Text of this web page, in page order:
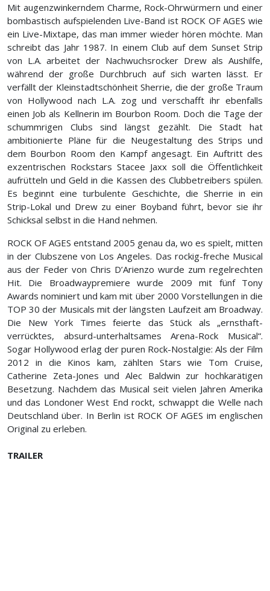
Mit augenzwinkerndem Charme, Rock-Ohrwürmern und einer
bombastisch aufspielenden Live-Band ist ROCK OF AGES wie
ein Live-Mixtape, das man immer wieder hören möchte. Man
schreibt das Jahr 1987. In einem Club auf dem Sunset Strip
von L.A. arbeitet der Nachwuchsrocker Drew als Aushilfe,
während der große Durchbruch auf sich warten lässt. Er
verfällt der Kleinstadtschönheit Sherrie, die der große Traum
von Hollywood nach L.A. zog und verschafft ihr ebenfalls
einen Job als Kellnerin im Bourbon Room. Doch die Tage der
schummrigen Clubs sind längst gezählt. Die Stadt hat
ambitionierte Pläne für die Neugestaltung des Strips und
dem Bourbon Room den Kampf angesagt. Ein Auftritt des
exzentrischen Rockstars Stacee Jaxx soll die Öffentlichkeit
aufrütteln und Geld in die Kassen des Clubbetreibers spülen.
Es beginnt eine turbulente Geschichte, die Sherrie in ein
Strip-Lokal und Drew zu einer Boyband führt, bevor sie ihr
Schicksal selbst in die Hand nehmen.
ROCK OF AGES entstand 2005 genau da, wo es spielt, mitten
in der Clubszene von Los Angeles. Das rockig-freche Musical
aus der Feder von Chris D’Arienzo wurde zum regelrechten
Hit. Die Broadwaypremiere wurde 2009 mit fünf Tony
Awards nominiert und kam mit über 2000 Vorstellungen in die
TOP 30 der Musicals mit der längsten Laufzeit am Broadway.
Die New York Times feierte das Stück als „ernsthaft-
verrücktes, absurd-unterhaltsames Arena-Rock Musical“.
Sogar Hollywood erlag der puren Rock-Nostalgie: Als der Film
2012 in die Kinos kam, zählten Stars wie Tom Cruise,
Catherine Zeta-Jones und Alec Baldwin zur hochkarätigen
Besetzung. Nachdem das Musical seit vielen Jahren Amerika
und das Londoner West End rockt, schwappt die Welle nach
Deutschland über. In Berlin ist ROCK OF AGES im englischen
Original zu erleben.
TRAILER